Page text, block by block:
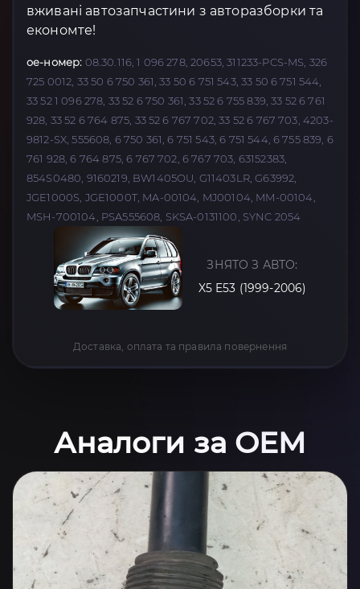
вживані автозапчастини з авторазборки та
економте!
oe-номер: 08.30.116, 1 096 278, 20653, 311233-PCS-MS, 326
725 0012, 33 50 6 750 361, 33 50 6 751 543, 33 50 6 751 544,
33 52 1 096 278, 33 52 6 750 361, 33 52 6 755 839, 33 52 6 761
928, 33 52 6 764 875, 33 52 6 767 702, 33 52 6 767 703, 4203-
9812-SX, 555608, 6 750 361, 6 751 543, 6 751 544, 6 755 839, 6
761 928, 6 764 875, 6 767 702, 6 767 703, 63152383,
854S0480, 9160219, BW1405OU, G11403LR, G63992,
JGE1000S, JGE1000T, MA-00104, MJ00104, MM-00104,
MSH-700104, PSA555608, SKSA-0131100, SYNC 2054
ЗНЯТО З АВТО:
X5 E53 (1999-2006)
Доставка, оплата та правила повернення
Аналоги за OEM